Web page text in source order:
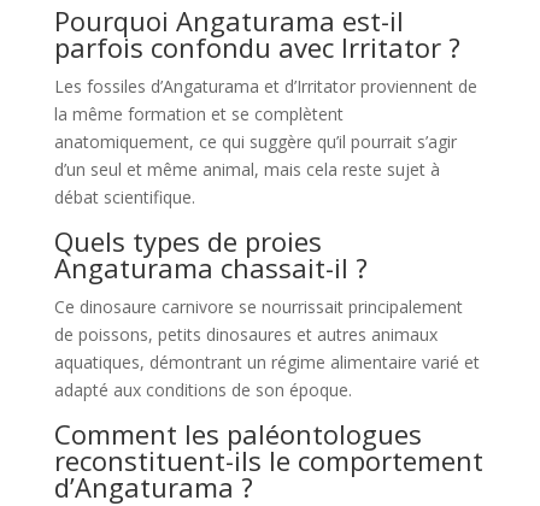
Pourquoi Angaturama est-il
parfois confondu avec Irritator ?
Les fossiles d’Angaturama et d’Irritator proviennent de
la même formation et se complètent
anatomiquement, ce qui suggère qu’il pourrait s’agir
d’un seul et même animal, mais cela reste sujet à
débat scientifique.
Quels types de proies
Angaturama chassait-il ?
Ce dinosaure carnivore se nourrissait principalement
de poissons, petits dinosaures et autres animaux
aquatiques, démontrant un régime alimentaire varié et
adapté aux conditions de son époque.
Comment les paléontologues
reconstituent-ils le comportement
d’Angaturama ?